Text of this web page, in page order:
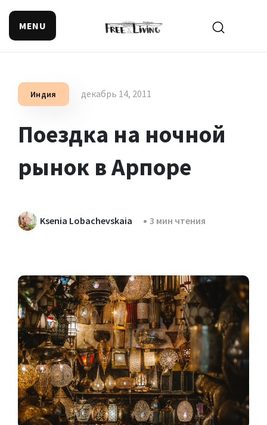
MENU
Индия декабрь 14, 2011
Поездка на ночной
рынок в Арпоре
Ksenia Lobachevskaia 3 мин чтения